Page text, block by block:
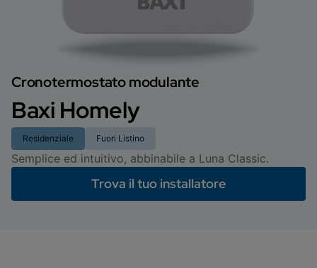
Cronotermostato modulante
Baxi Homely
Residenziale Fuori Listino
Semplice ed intuitivo, abbinabile a Luna Classic.
Trova il tuo installatore